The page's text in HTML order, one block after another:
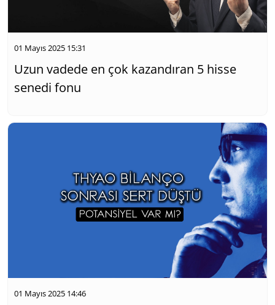
01 Mayıs 2025 15:31
Uzun vadede en çok kazandıran 5 hisse
senedi fonu
01 Mayıs 2025 14:46